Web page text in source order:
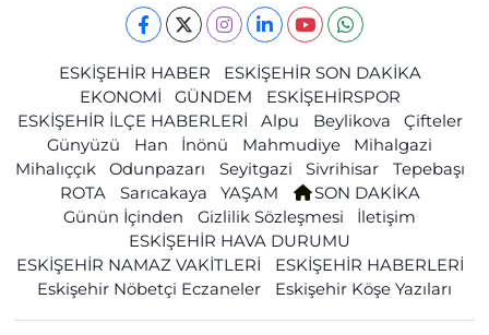
ESKİŞEHİR HABER
ESKİŞEHİR SON DAKİKA
EKONOMİ
GÜNDEM
ESKİŞEHİRSPOR
ESKİŞEHİR İLÇE HABERLERİ
Alpu Beylikova
Çifteler
Günyüzü
Han İnönü Mahmudiye
Mihalgazi
Mihalıççık
Odunpazarı Seyitgazi Sivrihisar
Tepebaşı
ROTA
Sarıcakaya YAŞAM
SON DAKİKA
Günün İçinden
Gizlilik Sözleşmesi
İletişim
ESKİŞEHİR HAVA DURUMU
ESKİŞEHİR NAMAZ VAKİTLERİ
ESKİŞEHİR HABERLERİ
Eskişehir Nöbetçi Eczaneler
Eskişehir Köşe Yazıları